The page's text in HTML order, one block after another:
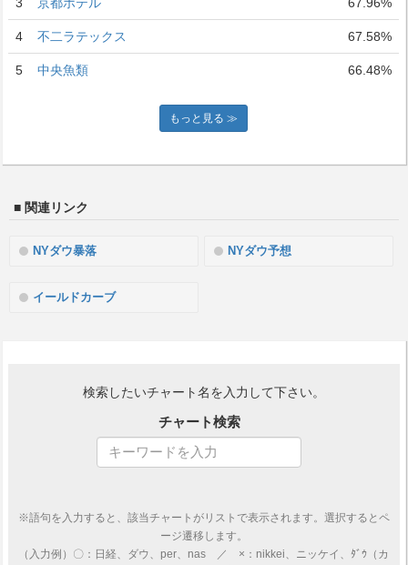
4 不二ラテックス 67.58%
5 中央魚類 66.48%
もっと見る ≫
■ 関連リンク
NYダウ暴落 NYダウ予想
イールドカーブ
検索したいチャート名を入力して下さい。
チャート検索
※語句を入力すると、該当チャートがリストで表示されます。選択するとペ
ージ遷移します。
（入力例）〇：日経、ダウ、per、nas ／ ×：nikkei、ニッケイ、ﾀﾞｳ（カ